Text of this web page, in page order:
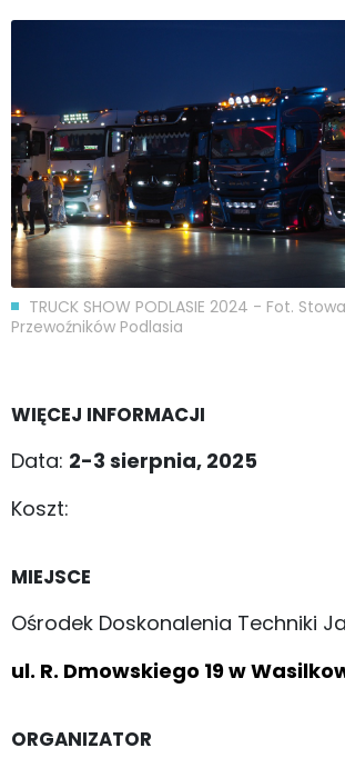
TRUCK SHOW PODLASIE 2024 - Fot.
Przewoźników Podlasia
WIĘCEJ INFORMACJI
Data: 2-3 sierpnia, 2025
Koszt:
MIEJSCE
Ośrodek Doskonalenia Techniki
ul. R. Dmowskiego 19 w
ORGANIZATOR